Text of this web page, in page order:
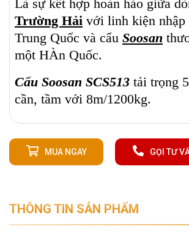
Là sự kết hợp hoàn hảo giữa
Trường Hải với linh kiện nhập
Trung Quốc và cẩu Soosan
một HÀn Quốc.
Cẩu Soosan SCS513 tải trọng
cần, tầm với 8m/1200kg.
MUA NGAY GỌI TƯ
THÔNG TIN SẢN PHẨM